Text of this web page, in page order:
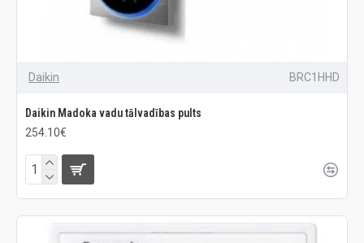
Daikin BRC1HHD
Daikin Madoka vadu tālvadības pults
254.10€